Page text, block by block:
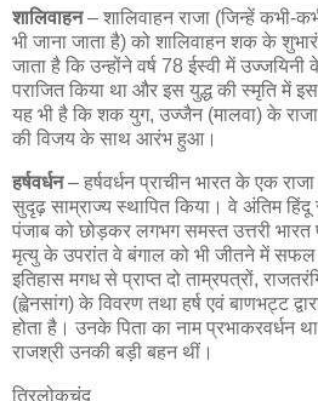
शालिवाहन– शालिवाहन राजा (जिन्हें कभी-
भी जाना जाता है) को शालिवाहन शक के
जाता है कि उन्होंने वर्ष 78 ईस्वी में उज्जयिनी
पराजित किया था और इस युद्ध की स्मृति में
यह भी है कि शक युग, उज्जैन (मालवा) के
की विजय के साथ आरंभ हुआ।
हर्षवर्धन– हर्षवर्धन प्राचीन भारत के एक
सुदृढ़ साम्राज्य स्थापित किया। वे अंतिम हिंदू
पंजाब को छोड़कर लगभग समस्त उत्तरी
मृत्यु के उपरांत वे बंगाल को भी जीतने में
इतिहास मगध से प्राप्त दो ताम्रपत्रों,
(ह्वेनसांग) के विवरण तथा हर्ष एवं बाणभट्ट
होता है। उनके पिता का नाम प्रभाकरवर्धन
राजश्री उनकी बड़ी बहन थीं।
त्रिलोकचंद